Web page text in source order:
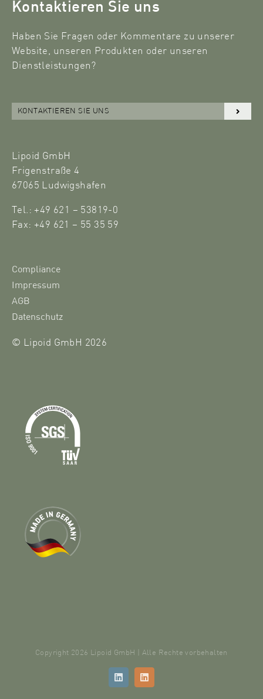
Kontaktieren Sie uns
Haben Sie Fragen oder Kommentare zu unserer
Website, unseren Produkten oder unseren
Dienstleistungen?
KONTAKTIEREN SIE UNS
Lipoid GmbH
Frigenstraße 4
67065 Ludwigshafen
Tel.: +49 621 – 53819-0
Fax: +49 621 – 55 35 59
Compliance
Impressum
AGB
Datenschutz
© Lipoid GmbH 2026
Copyright 2026 Lipoid GmbH | Alle Rechte vorbehalten
LinkedInLinkedIn